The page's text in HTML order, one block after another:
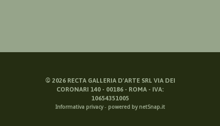
© 2026RECTA GALLERIA D'ARTE SRL VIA DEI
CORONARI 140 - 00186 - ROMA - IVA:
10654351005
Informativa privacy- powered by netSnap.it